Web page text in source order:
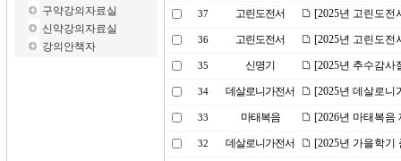
구약강의자료실
신약강의자료실
강의안책자
37 고린도전서 [2025년 고린도전
36 고린도전서 [2025년 고린도전
35 신명기 [2025년 추수감사
34 데살로니가전서 [2025년 데살로니
33 마태복음 [2026년 마태복음
32 데살로니가전서 [2025년 가을학